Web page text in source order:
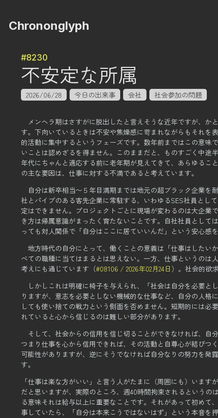
Chrononglyph
#8230
不安定な所属
2026/06/28 今日の出来事 会社 社会参加の問題
メンヘラ期はさすがに脱出したと言えそうな近年ですが、か
す。 下向いているときは不安や焦燥感に苛まれながらもそれを
的活動に集中するというフェーズです。 数年前まではこの意味
いことは認めざるを得ません。 このままだと、ものすごく中途
年代にちゃんと適応する前に老年期が見えてきて、 あらゆるこ
の主な要因は、仕事に対する不満であると考えています。
自分は新卒相当〜５年目満期までは地元の超ブラック企業を
社とパイプのある客先企業に常駐する、いわゆるSES社員とし
定はできません。 プロジェクトごとに現場が変わるのは大企業
き方は帰属意識がまったく育たないことです。 自社社員として
っても対人関係で「自分はここに居ていいんだ」という安心感
地方時代の自分にとって、働くことの意義は「仕事はしたい
べての職種に当てはまるとは思えない。 一方、仕事というのは
考えにも通じています（#08106 / 2026年02月24日 ）。 社会的欲
しかしこれは明確に椅子を与えられ、「社会は自分を必要と
りますが、 意志を必要としない機械的な仕事など、自分の人格
しても使い捨ての戦力という側面を否めません。 短期的には必
れていると心から信じるのは難しい部分があります。
そして、社会からの信用を信じ切ることができなければ、自
つまり仕事を心から信用できれば、その活動と自尊心が結びつ
可能性がありますが、 逆にそうでなければ自分なりの努力を発
す。
「仕事は楽な方がいい」と言う人がたまに（周囲にも）います
だと思いますが、 実際のところ、週40時間拘束されるというの
る意味それは給与以上に重要なことです。 それがあって初めて
事していたら、
「自分は本来こうではないはず」という本音